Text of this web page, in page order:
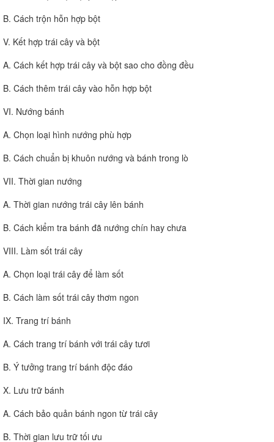
B. Cách trộn hỗn hợp bột
V. Kết hợp trái cây và bột
A. Cách kết hợp trái cây và bột sao cho đồng đều
B. Cách thêm trái cây vào hỗn hợp bột
VI. Nướng bánh
A. Chọn loại hình nướng phù hợp
B. Cách chuẩn bị khuôn nướng và bánh trong lò
VII. Thời gian nướng
A. Thời gian nướng trái cây lên bánh
B. Cách kiểm tra bánh đã nướng chín hay chưa
VIII. Làm sốt trái cây
A. Chọn loại trái cây để làm sốt
B. Cách làm sốt trái cây thơm ngon
IX. Trang trí bánh
A. Cách trang trí bánh với trái cây tươi
B. Ý tưởng trang trí bánh độc đáo
X. Lưu trữ bánh
A. Cách bảo quản bánh ngon từ trái cây
B. Thời gian lưu trữ tối ưu